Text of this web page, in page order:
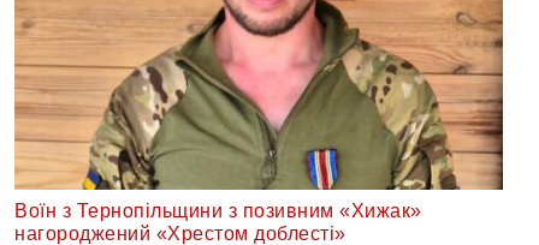
Воїн з Тернопільщини з позивним «Хижак»
нагороджений «Хрестом доблесті»